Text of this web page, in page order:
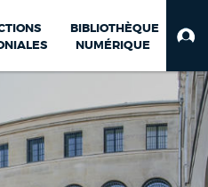
BIBLIOTHÈQUE
NUMÉRIQUE